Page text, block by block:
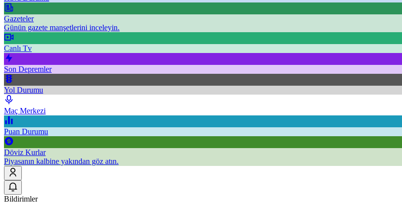
Gazeteler
Günün gazete manşetlerini inceleyin.
Canlı Tv
Son Depremler
Yol Durumu
Maç Merkezi
Puan Durumu
Döviz Kurlar
Piyasanın kalbine yakından göz atın.
Bildirimler